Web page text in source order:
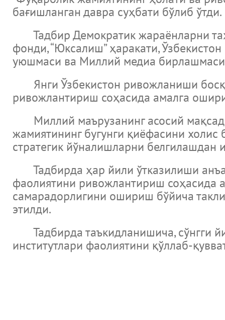
бағишланган давра суҳбати бўлиб ўтди.
Тадбир Демократик жараёнларни
фонди, “Юксалиш” ҳаракати,
уюшмаси ва Миллий медиа бирлашмаси
Янги Ўзбекистон ривожланиши
ривожлантириш соҳасида амалга
Миллий маърузанинг асосий
жамиятининг бугунги қиёфасини
стратегик йўналишларни белгилашдан
Тадбирда ҳар йили ўтказилиши
фаолиятини ривожлантириш соҳасида
самарадорлигини ошириш бўйича
этилди.
Тадбирда таъкидланишича, сўнгги
институтлари фаолиятини қўллаб-